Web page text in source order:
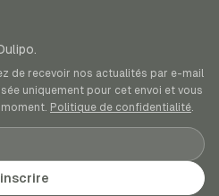
de recevoir nos actualités par e-mail
uniquement pour cet envoi et vous
Politique de confidentialité.